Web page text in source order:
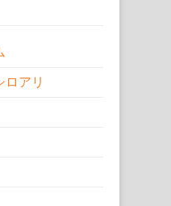
ロアリ